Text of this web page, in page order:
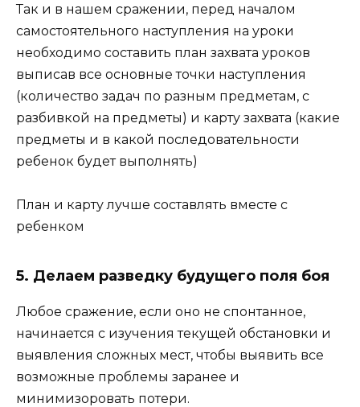
Так и в нашем сражении, перед началом
самостоятельного наступления на уроки
необходимо составить план захвата уроков
выписав все основные точки наступления
(количество задач по разным предметам, с
разбивкой на предметы) и карту захвата (какие
предметы и в какой последовательности
ребенок будет выполнять)
План и карту лучше составлять вместе с
ребенком
5. Делаем разведку будущего поля боя
Любое сражение, если оно не спонтанное,
начинается с изучения текущей обстановки и
выявления сложных мест, чтобы выявить все
возможные проблемы заранее и
минимизоровать потери.